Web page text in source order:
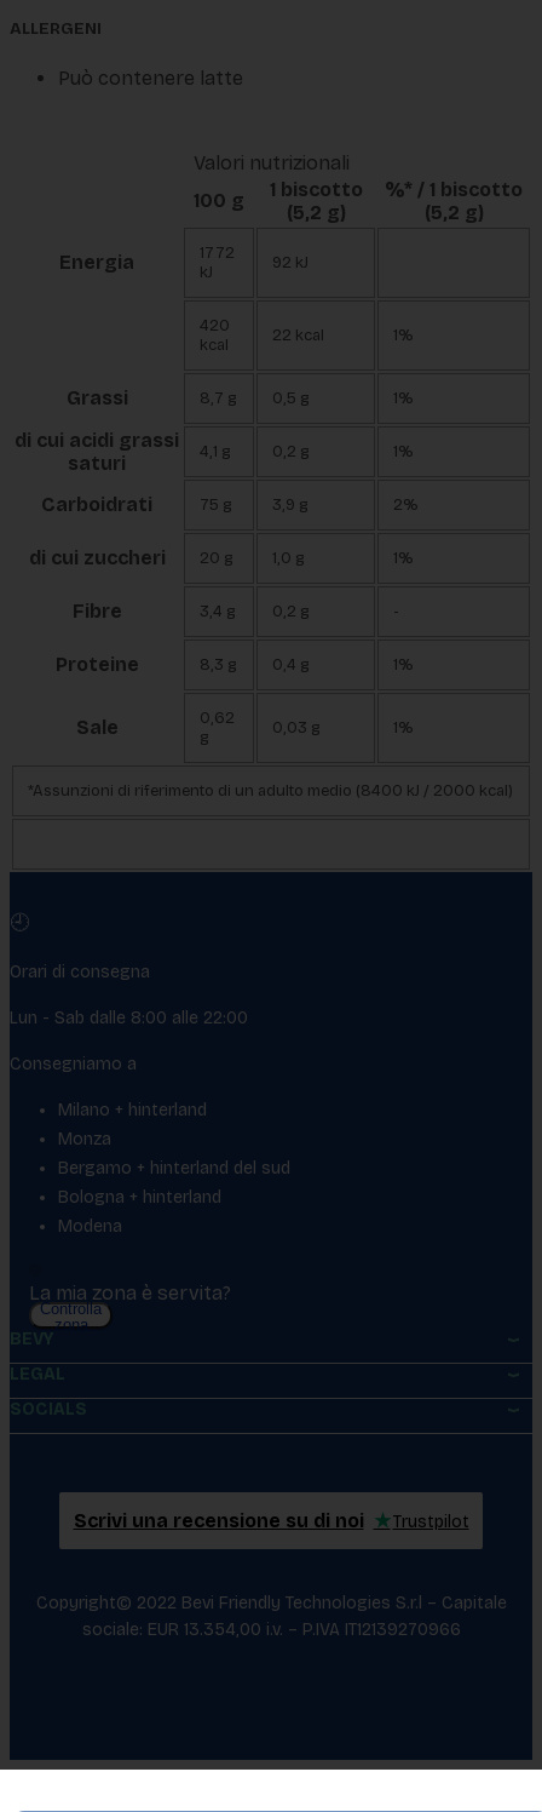
ALLERGENI
Può contenere latte
Valori nutrizionali
100 g
1 biscotto
(5,2 g)
%* / 1 biscotto
(5,2 g)
Energia
1772
kJ
92 kJ
420
kcal
22 kcal 1%
Grassi 8,7 g 0,5 g 1%
di cui acidi grassi
saturi
4,1 g 0,2 g 1%
Carboidrati 75 g 3,9 g 2%
di cui zuccheri 20 g 1,0 g 1%
Fibre 3,4 g 0,2 g -
Proteine 8,3 g 0,4 g 1%
Sale
0,62
g
0,03 g 1%
*Assunzioni di riferimento di un adulto medio (8400 kJ / 2000 kcal)
🕘
Orari di consegna
Lun - Sab dalle 8:00 alle 22:00
Consegniamo a
Milano + hinterland
Monza
Bergamo + hinterland del sud
Bologna + hinterland
Modena
La mia zona è servita?
Controlla
zona
BEVY
LEGAL
SOCIALS
Scrivi una recensione su di noi ★Trustpilot
Copyright© 2022 Bevi Friendly Technologies S.r.l – Capitale
sociale: EUR 13.354,00 i.v. – P.IVA IT12139270966